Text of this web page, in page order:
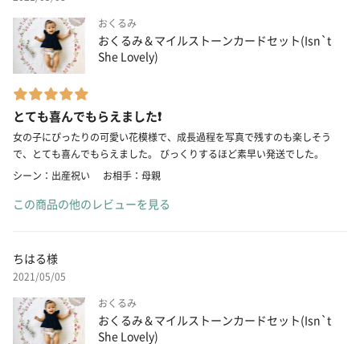
おくるみ
おくるみ＆マイルストーンカードセット(Isn`t
She Lovely)
とても喜んでもらえました❗️
女の子にぴったりの可愛い花模様で、成長過程を写真で残すのも楽しそう
で、とても喜んでもらえました。 びっくりするほど素早い発送でした。
シーン：出産祝い
お相手：母親
この商品の他のレビューを見る
ちはる様
2021/05/05
おくるみ
おくるみ＆マイルストーンカードセット(Isn`t
She Lovely)